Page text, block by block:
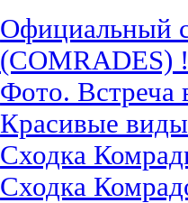
Официальный
(COMRADES)
Фото. Встреча
Красивые
Сходка
Сходка